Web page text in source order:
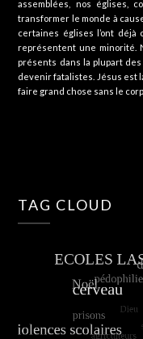
assemblées, nos églises,
transformer le monde à
certaines églises l’ont
représentent une minorité.
présents dans la plupart
devenir fatalistes. Jésus est
faire grand chose sans le
TAG CLOUD